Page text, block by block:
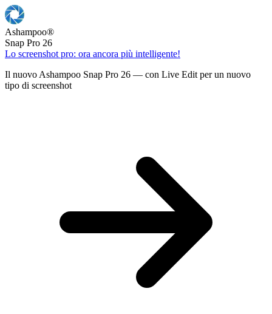
Ashampoo®
Snap Pro 26
Lo screenshot pro: ora ancora più intelligente!
Il nuovo Ashampoo Snap Pro 26 — con Live Edit per un nuovo
tipo di screenshot